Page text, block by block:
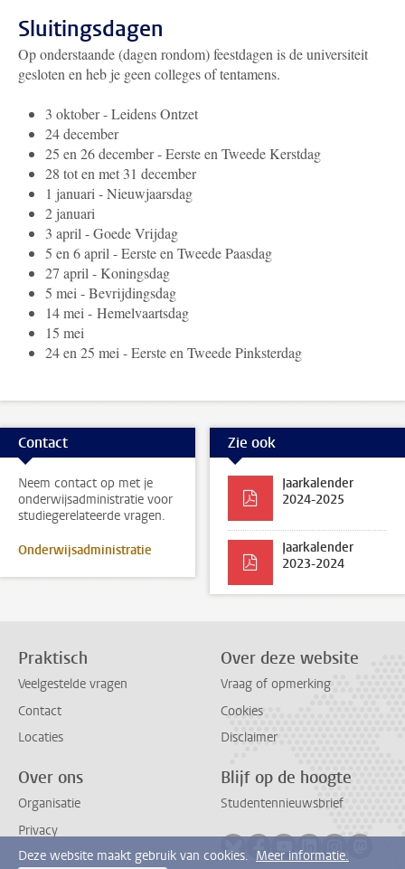
Sluitingsdagen
Op onderstaande (dagen rondom) feestdagen is de universiteit
gesloten en heb je geen colleges of tentamens.
3 oktober - Leidens Ontzet
24 december
25 en 26 december - Eerste en Tweede Kerstdag
28 tot en met 31 december
1 januari - Nieuwjaarsdag
2 januari
3 april - Goede Vrijdag
5 en 6 april - Eerste en Tweede Paasdag
27 april - Koningsdag
5 mei - Bevrijdingsdag
14 mei - Hemelvaartsdag
15 mei
24 en 25 mei - Eerste en Tweede Pinksterdag
Contact
Neem contact op met je
onderwijsadministratie voor
studiegerelateerde vragen.
Onderwijsadministratie
Zie ook
Jaarkalender
2024-2025
Jaarkalender
2023-2024
Praktisch
Veelgestelde vragen
Contact
Locaties
Over deze website
Vraag of opmerking
Cookies
Disclaimer
Over ons
Organisatie
Privacy
Blijf op de hoogte
Studentennieuwsbrief
Deze website maakt gebruik van cookies. Meer informatie.